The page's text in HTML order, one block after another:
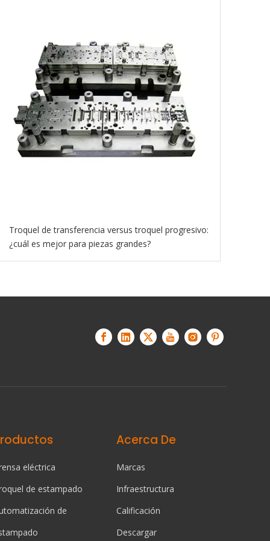
Troquel de transferencia versus troquel progresivo:
¿cuál es mejor para piezas grandes?
eléctrica
de estampado
de
Acerca De
Marcas
Infraestructura
Calificación
Descargar